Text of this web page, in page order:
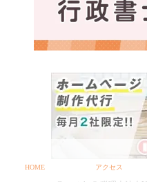
HOME アクセス